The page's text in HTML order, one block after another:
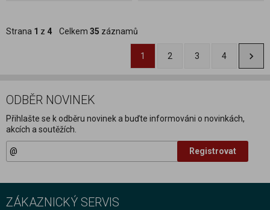
Strana 1 z 4 Celkem 35 záznamů
1 2 3 4
ODBĚR NOVINEK
Přihlašte se k odběru novinek a buďte informováni o novinkách,
akcích a soutěžích.
Registrovat
ZÁKAZNICKÝ SERVIS